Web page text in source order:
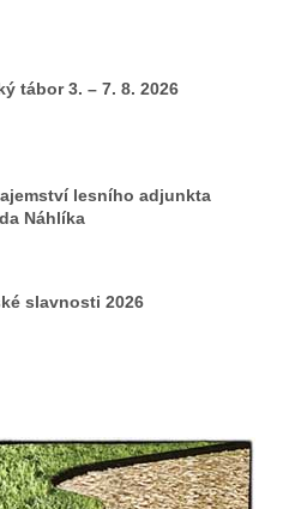
Na
v Českých
na
v Českých
v
nádvoří kláštera
tábor 3. – 7. 8. 2026
lesního adjunkta
Náhlíka
slavnosti 2026